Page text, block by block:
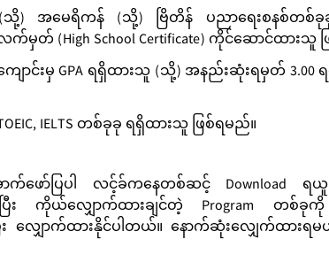
သို့) အမေရိကန် (သို့) ဗြိတိန် ပညာရေးစနစ်တ
တ် (High School Certificate) ကိုင်ဆောင်ထားသူ ဖ
းမှ GPA ရရှိထားသူ (သို့) အနည်းဆုံးရမှတ် 3.00 ရ
TOEIC, IELTS တစ်ခုခု ရရှိထားသူ ဖြစ်ရမည်။
ဖော်ပြပါ လင့်ခ်ကနေတစ်ဆင့် Download
ြီး ကိုယ်လျှောက်ထားချင်တဲ့ Program တစ်ခု
း လျှောက်ထားနိုင်ပါတယ်။ နောက်ဆုံးလျှေက်ထား